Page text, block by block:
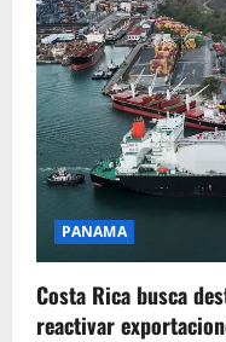
PANAMA
Costa Rica busca
reactivar